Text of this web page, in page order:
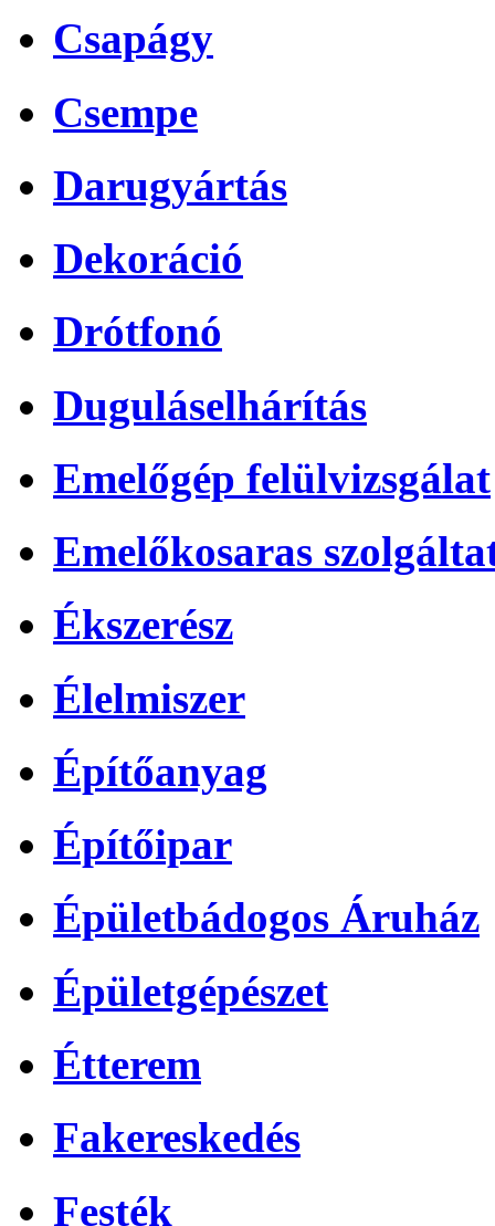
Csapágy
Csempe
Darugyártás
Dekoráció
Drótfonó
Duguláselhárítás
Emelőgép felülvizsgálat
Emelőkosaras
Ékszerész
Élelmiszer
Építőanyag
Építőipar
Épületbádogos Áruház
Épületgépészet
Étterem
Fakereskedés
Festék